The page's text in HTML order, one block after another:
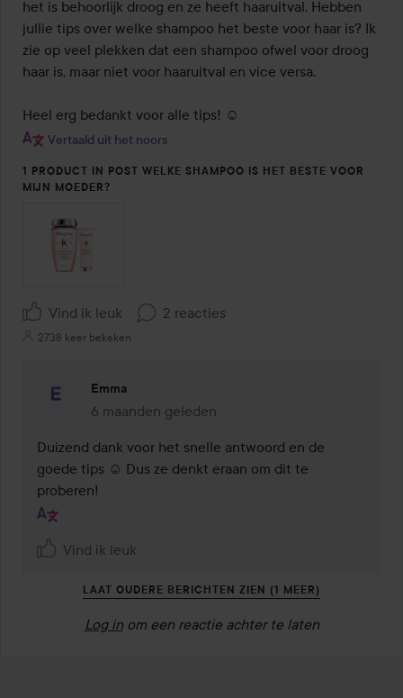
het is behoorlijk droog en ze heeft haaruitval. Hebben
jullie tips over welke shampoo het beste voor haar is? Ik
zie op veel plekken dat een shampoo ofwel voor droog
haar is, maar niet voor haaruitval en vice versa.
Heel erg bedankt voor alle tips! ☺️
Vertaald uit het noors
1 PRODUCT IN POST WELKE SHAMPOO IS HET BESTE VOOR
MIJN MOEDER?
Vind ik leuk 2 reacties
2738 keer bekeken
Emma
6 maanden geleden
Reactie geladen 6 maanden geleden
Duizend dank voor het snelle antwoord en de
goede tips ☺️ Dus ze denkt eraan om dit te
proberen!
Vind ik leuk
LAAT OUDERE BERICHTEN ZIEN (1 MEER)
Log in om een reactie achter te laten